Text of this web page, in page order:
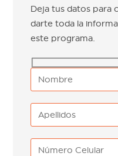
Deja tus datos para
darte toda la
este programa.